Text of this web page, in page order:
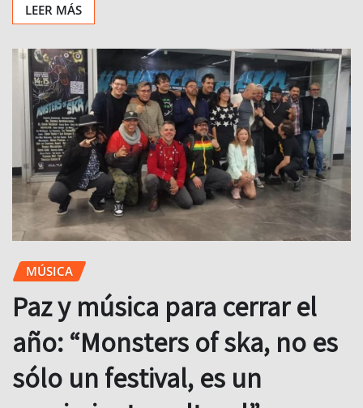
LEER MÁS
MÚSICA
Paz y música para cerrar el
año: “Monsters of ska, no es
sólo un festival, es un